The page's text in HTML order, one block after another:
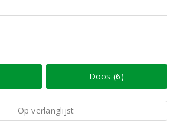
Doos (6)
Op verlanglijst